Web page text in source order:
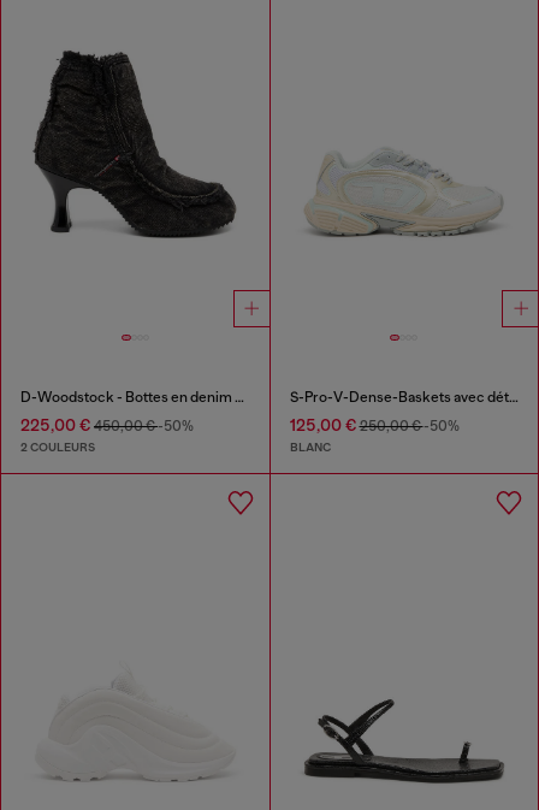
D-Woodstock - Bottes en denim à talon
225,00 € 450,00 €-50%
2 COULEURS
S-Pro-V-Dense-Baskets avec détails métalliques
125,00 €250,00 €-50%
BLANC